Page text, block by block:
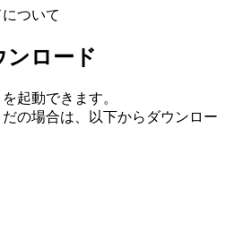
ついて
ンロード
起動できます。
の場合は、以下からダウンロー